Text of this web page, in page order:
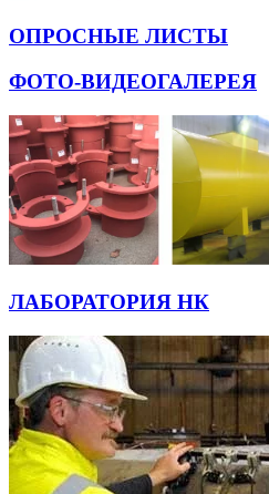
ОПРОСНЫЕ ЛИСТЫ
ФОТО-ВИДЕОГАЛЕРЕЯ
ЛАБОРАТОРИЯ НК